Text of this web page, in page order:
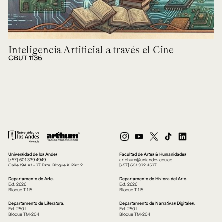
Inteligencia Artificial a través el Cine
CBUT 1136
Universidad de los Andes
[+57] 601 339 4949
Calle 19A #1 - 37 Este. Bloque K. Piso 2.
Facultad de Artes & Humanidades
artehum@uniandes.edu.co
[+57] 601 332 4537
Departamento de Arte.
Ext. 2626
Bloque T-115
Departamento de Historia del Arte.
Ext. 2626
Bloque T-115
Departamento de Literatura.
Ext. 2501
Bloque TM-204
Departamento de Narrativas Digitales.
Ext. 2501
Bloque TM-204